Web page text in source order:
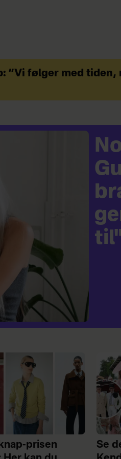
”Vi følger med tiden,
prisen
Se